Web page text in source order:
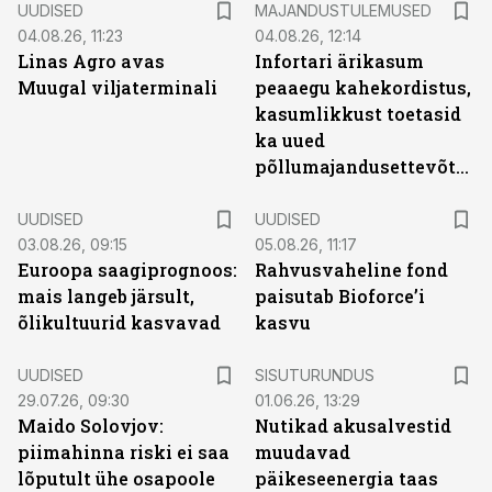
UUDISED
04.08.26, 11:23
Linas Agro avas
Muugal viljaterminali
MAJANDUSTULEMUSED
04.08.26, 12:14
Infortari ärikasum
peaaegu kahekordistus,
kasumlikkust toetasid
ka uued
põllumajandusettevõtted
UUDISED
03.08.26, 09:15
Euroopa saagiprognoos:
mais langeb järsult,
õlikultuurid kasvavad
UUDISED
05.08.26, 11:17
Rahvusvaheline fond
paisutab Bioforce’i
kasvu
UUDISED
29.07.26, 09:30
Maido Solovjov:
piimahinna riski ei saa
lõputult ühe osapoole
SISUTURUNDUS
01.06.26, 13:29
Nutikad akusalvestid
muudavad
päikeseenergia taas